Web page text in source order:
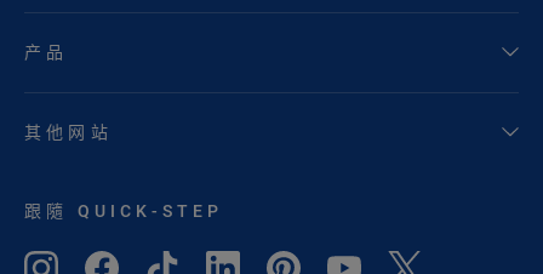
产品
其他网站
跟隨 QUICK-STEP